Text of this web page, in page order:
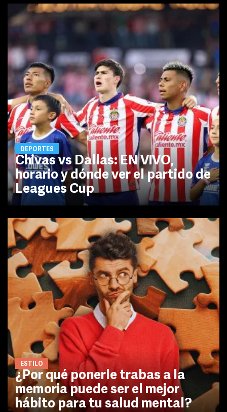
DEPORTES
Chivas vs Dallas: EN VIVO,
horario y dónde ver el partido de
Leagues Cup
ESTILO
¿Por qué ponerle trabas a la
memoria puede ser el mejor
hábito para tu salud mental?